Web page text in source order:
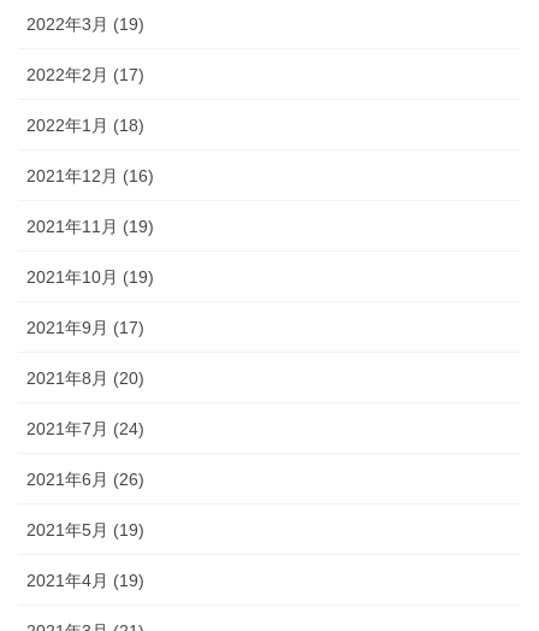
2022年3月 (19)
2022年2月 (17)
2022年1月 (18)
2021年12月 (16)
2021年11月 (19)
2021年10月 (19)
2021年9月 (17)
2021年8月 (20)
2021年7月 (24)
2021年6月 (26)
2021年5月 (19)
2021年4月 (19)